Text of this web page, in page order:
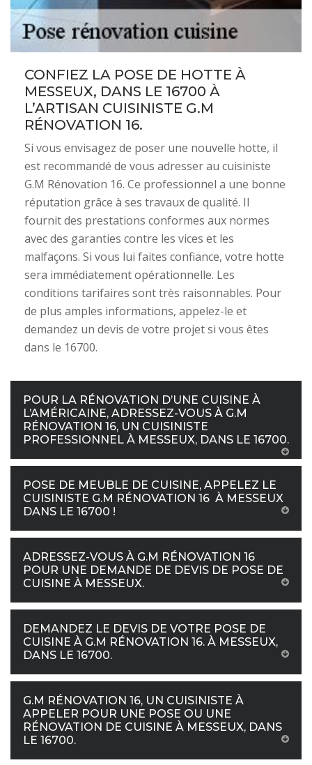
CONFIEZ LA POSE DE HOTTE À
MESSEUX, DANS LE 16700 À
L’ARTISAN CUISINISTE G.M
RÉNOVATION 16.
Si vous envisagez de poser une nouvelle hotte, il
est recommandé de vous adresser au cuisiniste
G.M Rénovation 16. Ce professionnel a une bonne
réputation grâce à ses travaux de qualité. Il
fournit des prestations conformes aux normes
avec des garanties contre les vices et les
malfaçons. Si vous lui faites confiance, votre hotte
sera immédiatement opérationnelle. Les
conditions tarifaires sont très raisonnables. Pour
de plus amples informations, appelez-le et
demandez un devis de votre projet si vous êtes
dans le 16700.
POUR LA RÉNOVATION D’UNE CUISINE À
L’AMÉRICAINE, ADRESSEZ-VOUS À G.M
RÉNOVATION 16, UN CUISINISTE
PROFESSIONNEL À MESSEUX, DANS LE 16700.
POSE DE MEUBLE DE CUISINE, APPELEZ LE
CUISINISTE G.M RÉNOVATION 16 À MESSEUX
DANS LE 16700 !
ADRESSEZ-VOUS À G.M RÉNOVATION 16
POUR UNE DEMANDE DE DEVIS DE POSE DE
CUISINE À MESSEUX.
DEMANDEZ LE DEVIS DE VOTRE POSE DE
CUISINE À G.M RÉNOVATION 16. À MESSEUX,
DANS LE 16700.
G.M RÉNOVATION 16, UN CUISINISTE À
APPELER POUR UNE POSE OU UNE
RÉNOVATION DE CUISINE À MESSEUX, DANS
LE 16700.